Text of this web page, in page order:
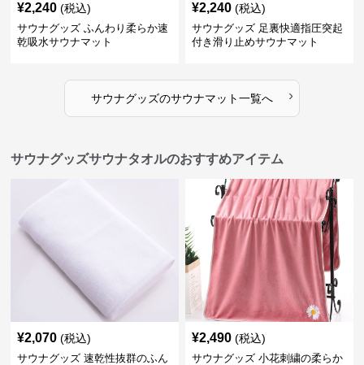
¥2,240 (税込)
サウナグッズ ふんわり柔らか速
乾吸水サウナマット
¥2,240 (税込)
サウナグッズ 足裏快適指圧突起
付き滑り止めサウナマット
サウナグッズのサウナマット一覧へ ›
サウナグッズサウナタオルのおすすめアイテム
¥2,070 (税込)
サウナグッズ 速乾性抜群のふん
¥2,490 (税込)
サウナグッズ 小花刺繍の柔らか